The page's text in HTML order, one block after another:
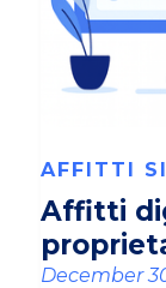
AFFITTI
Affitti
December